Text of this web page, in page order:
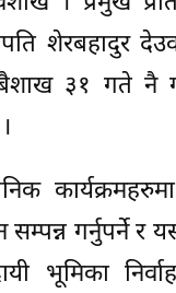
शेरबहादुर
३१ गते नै
सम्पन्न गर्नुपर्ने
भूमिका